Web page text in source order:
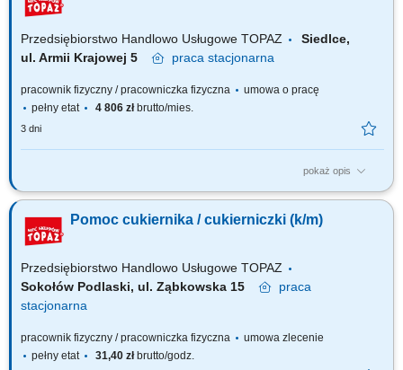
wyrobów, dbanie o czystość stanowiska oraz sprzętu, przestrzeganie
Przedsiębiorstwo Handlowo Usługowe TOPAZ
Siedlce,
ul. Armii Krajowej 5
praca stacjonarna
pracownik fizyczny / pracowniczka fizyczna
umowa o pracę
pełny etat
4 806 złbrutto/mies.
3 dni
pokaż opis
Twoje główne zadania: przygotowywanie ciast, deserów zgodnie ze
Szefem/Szefową Kuchni i pozostałym zespołem Restauracji;
utrzymywanie optymalnego poziomu produkcji dań i współpraca przy
Pomoc cukiernika / cukierniczki (k/m)
Przedsiębiorstwo Handlowo Usługowe TOPAZ
Sokołów Podlaski, ul. Ząbkowska 15
praca
stacjonarna
pracownik fizyczny / pracowniczka fizyczna
umowa zlecenie
pełny etat
31,40 złbrutto/godz.